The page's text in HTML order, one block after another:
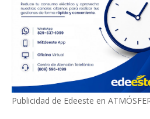
Publicidad de Edeeste en